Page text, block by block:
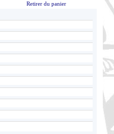
Retirer du panier